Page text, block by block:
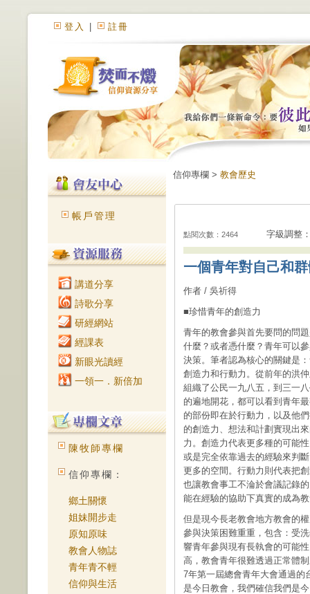
登入 註冊
帳戶管理
講道分享
詩歌分享
研經網站
經課表
新眼光讀經
一領一．新倍加
陳牧師專欄
信仰專欄：
鄉土關懷
姐妹開步走
原知原味
教會人物誌
青年青不輕
信仰與生活
信仰專欄 > 教會歷史
點閱次數：2464 字級調整
一個青年對自己和
作者 / 吳祈得
■珍惜青年的創造力
青年的教會參與首先要問的問
什麼？或者憑什麼？青年可以
決策。筆者認為核心的關鍵是
創造力和行動力。從前年的洪
組織了公民一九八五，到三一
的遍地開花，都可以看到青年
的部份即在於行動力，以及他
的創造力、想法和計劃實現出
力。創造力代表更多種的可能
或是完全依靠過去的經驗來判
更多的空間。行動力則代表把
也讓教會事工不淪於會議記錄
能在經驗的協助下真實的成為
但是現今長老教會地方教會的
參與決策困難重重，包含：受
響青年參與現有長執會的可能
高，教會青年很難透過正常體
7年第一屆總會青年大會通過的
是今日教會，我們確信我們是